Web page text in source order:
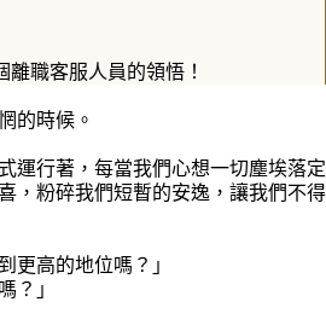
職客服人員的領悟！
的時候。
運行著，每當我們心想一切塵埃落
，粉碎我們短暫的安逸，讓我們不
更高的地位嗎？」
？」